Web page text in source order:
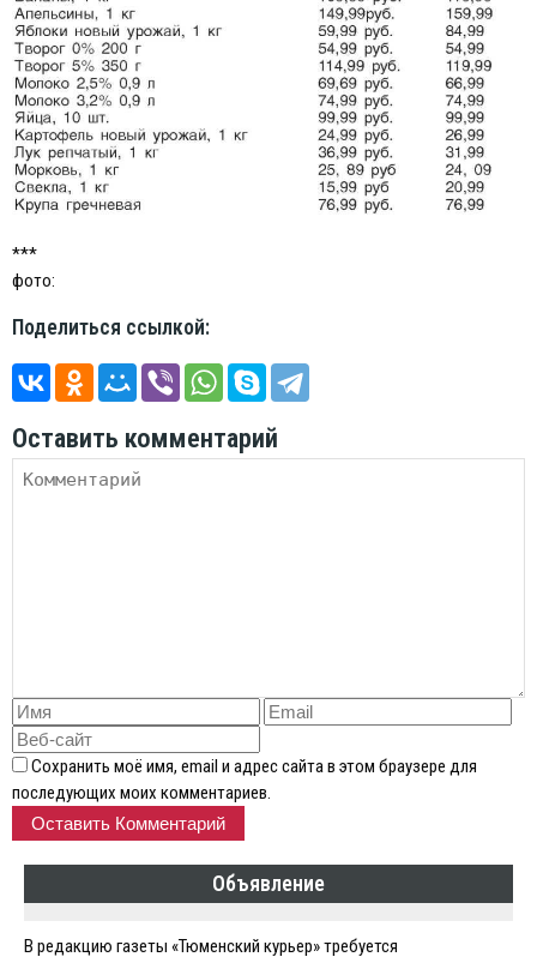
***
фото:
Поделиться ссылкой:
Оставить комментарий
Сохранить моё имя, email и адрес сайта в этом браузере для
последующих моих комментариев.
Объявление
В редакцию газеты «Тюменский курьер» требуется